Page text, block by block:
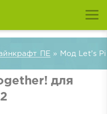
ПЕ » Мод Let’s
для